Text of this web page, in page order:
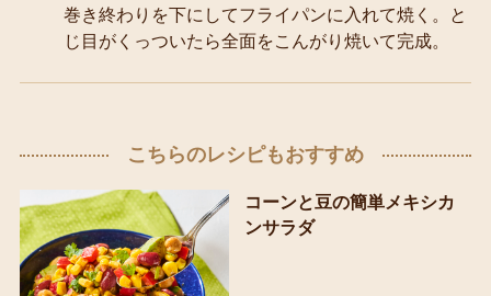
巻き終わりを下にしてフライパンに入れて焼く。と
じ目がくっついたら全面をこんがり焼いて完成。
こちらのレシピもおすすめ
コーンと豆の簡単メキシカ
ンサラダ